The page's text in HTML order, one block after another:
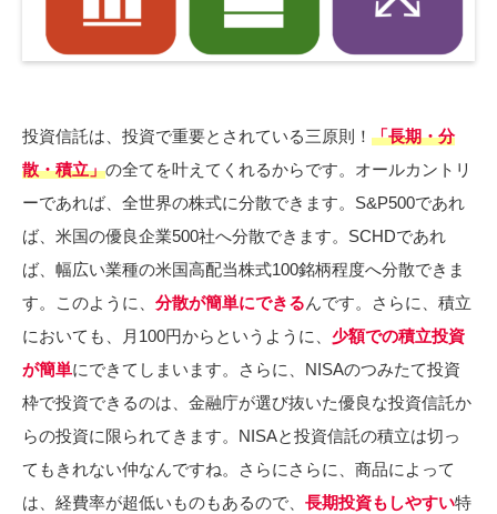
投資信託は、投資で重要とされている三原則！ 「長期・分
散・積立」の全てを叶えてくれるからです。オールカントリ
ーであれば、全世界の株式に分散できます。S&P500であれ
ば、米国の優良企業500社へ分散できます。SCHDであれ
ば、幅広い業種の米国高配当株式100銘柄程度へ分散できま
す。このように、 分散が簡単にできるんです。さらに、積立
においても、月100円からというように、 少額での積立投資
が簡単にできてしまいます。さらに、NISAのつみたて投資
枠で投資できるのは、金融庁が選び抜いた優良な投資信託か
らの投資に限られてきます。NISAと投資信託の積立は切っ
てもきれない仲なんですね。さらにさらに、商品によって
は、経費率が超低いものもあるので、 長期投資もしやすい特